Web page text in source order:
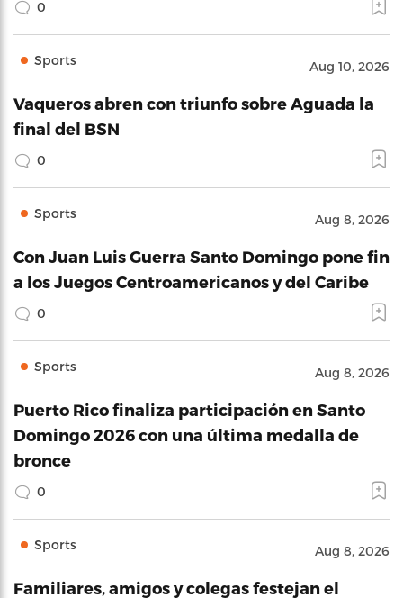
0
Sports Aug 10, 2026
Vaqueros abren con triunfo sobre Aguada la
final del BSN
0
Sports Aug 8, 2026
Con Juan Luis Guerra Santo Domingo pone fin
a los Juegos Centroamericanos y del Caribe
0
Sports Aug 8, 2026
Puerto Rico finaliza participación en Santo
Domingo 2026 con una última medalla de
bronce
0
Sports Aug 8, 2026
Familiares, amigos y colegas festejan el